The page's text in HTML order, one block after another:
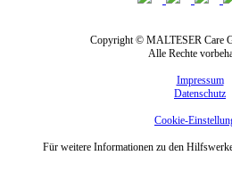
Copyright © MALTESER Care
Alle Rechte
Impressum
Datenschutz
Cookie-
Für weitere Informationen zu den